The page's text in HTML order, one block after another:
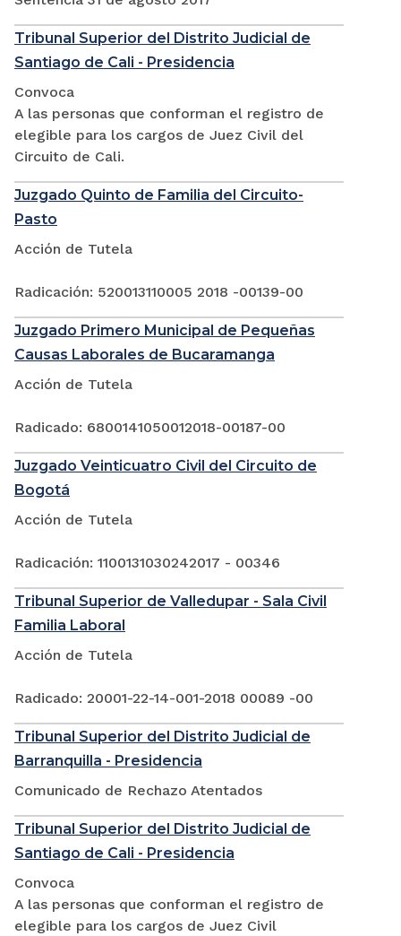
Tribunal Superior del Distrito Judicial de
Santiago de Cali - Presidencia
Convoca
A las personas que conforman el registro de
elegible para los cargos de Juez Civil del
Circuito de Cali.
Juzgado Quinto de Familia del Circuito-
Pasto
Acción de Tutela
Radicación: 520013110005 2018 -00139-00
Juzgado Primero Municipal de Pequeñas
Causas Laborales de Bucaramanga
Acción de Tutela
Radicado: 6800141050012018-00187-00
Juzgado Veinticuatro Civil del Circuito de
Bogotá
Acción de Tutela
Radicación: 1100131030242017 - 00346
Tribunal Superior de Valledupar - Sala Civil
Familia Laboral
Acción de Tutela
Radicado: 20001-22-14-001-2018 00089 -00
Tribunal Superior del Distrito Judicial de
Barranquilla - Presidencia
Comunicado de Rechazo Atentados
Tribunal Superior del Distrito Judicial de
Santiago de Cali - Presidencia
Convoca
A las personas que conforman el registro de
elegible para los cargos de Juez Civil